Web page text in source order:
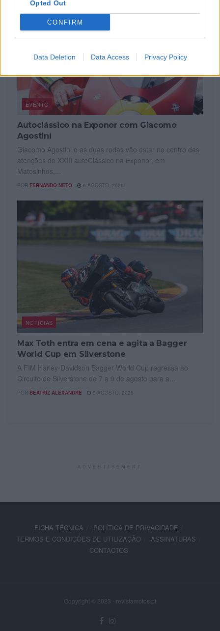
Opted Out
CONFIRM
Data Deletion Data Access Privacy Policy
EVENTO
Autoclássico na Exponor com Giacomo
Agostini
Giacomo Agostini e as duas rodas vão estar no centro das
atenções do XXIII autoClássico na Exponor, em
Matosinhos,...
POR FERNANDO NETO 6 AGOSTO, 2026
NOTÍCIAS
Max Toth entra em cena e agita a Bagger
World Cup em Silverstone
A FIM Harley-Davidson Bagger World Cup regressa ao
Circuito de Silverstone de 7 a 9 de agosto para a...
POR BEATRIZ ALEXANDRE 5 AGOSTO, 2026
FICHA TÉCNICA
POLÍTICA DE PRIVACIDADE
TERMOS E CONDIÇÕES DE UTILIZAÇÃO
ASSINATURAS
CONTACTOS
Copyright © 2023 - revistamotos.pt